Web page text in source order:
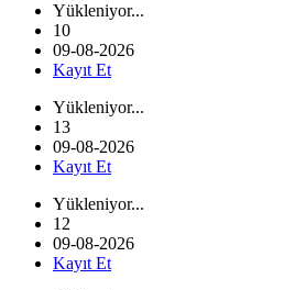
Yükleniyor...
10
09-08-2026
Kayıt Et
Yükleniyor...
13
09-08-2026
Kayıt Et
Yükleniyor...
12
09-08-2026
Kayıt Et